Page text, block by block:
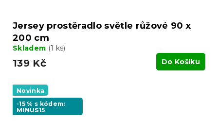
Jersey prostěradlo světle růžové 90 x
200 cm
Skladem (1 ks)
139 Kč Do Košíku
Novinka
-15 % s kódem:
MINUS15